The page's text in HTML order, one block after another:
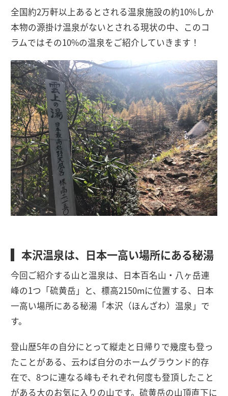
全国約2万軒以上あるとされる温泉施設の約10%しか
本物の源掛け温泉がないとされる現状の中、このコ
ラムではその10%の温泉をご紹介していきます！
本沢温泉は、日本一高い場所にある秘湯
今回ご紹介する山と温泉は、日本百名山・八ヶ岳連
峰の1つ「硫黄岳」と、標高2150mに位置する、日本
一高い場所にある秘湯「本沢（ほんざわ）温泉」で
す。
登山歴5年の自分にとって縦走と日帰りで幾度も登っ
たことがある、云わば自分のホームグラウンド的存
在で、8つに連なる峰もそれぞれ何度も登頂したこと
がある大のお気に入りの山です。硫黄岳の山頂直下に